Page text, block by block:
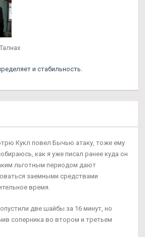
и стабильность.
Кукл повел Бычью атаку, тоже ему
как я уже писал ранее куда он
льготным периодом дают
заемными средствами
время.
две шайбы за 16 минут, но
соперника во втором и третьем